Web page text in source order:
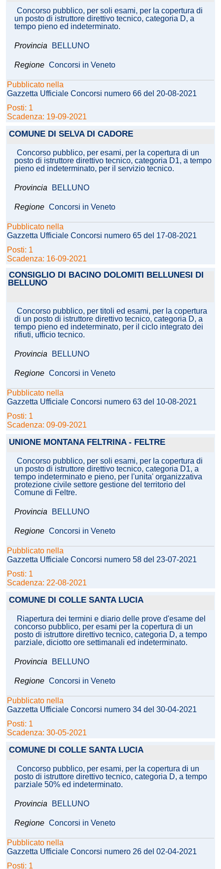
Concorso pubblico, per soli esami, per la copertura di
un posto di istruttore direttivo tecnico, categoria D, a
tempo pieno ed indeterminato.
Provincia BELLUNO
Regione Concorsi in Veneto
Pubblicato nella
Gazzetta Ufficiale Concorsi numero 66 del 20-08-2021
Posti: 1
Scadenza: 19-09-2021
COMUNE DI SELVA DI CADORE
Concorso pubblico, per esami, per la copertura di un
posto di istruttore direttivo tecnico, categoria D1, a tempo
pieno ed indeterminato, per il servizio tecnico.
Provincia BELLUNO
Regione Concorsi in Veneto
Pubblicato nella
Gazzetta Ufficiale Concorsi numero 65 del 17-08-2021
Posti: 1
Scadenza: 16-09-2021
CONSIGLIO DI BACINO DOLOMITI BELLUNESI DI
BELLUNO
Concorso pubblico, per titoli ed esami, per la copertura
di un posto di istruttore direttivo tecnico, categoria D, a
tempo pieno ed indeterminato, per il ciclo integrato dei
rifiuti, ufficio tecnico.
Provincia BELLUNO
Regione Concorsi in Veneto
Pubblicato nella
Gazzetta Ufficiale Concorsi numero 63 del 10-08-2021
Posti: 1
Scadenza: 09-09-2021
UNIONE MONTANA FELTRINA - FELTRE
Concorso pubblico, per soli esami, per la copertura di
un posto di istruttore direttivo tecnico, categoria D1, a
tempo indeterminato e pieno, per l'unita' organizzativa
protezione civile settore gestione del territorio del
Comune di Feltre.
Provincia BELLUNO
Regione Concorsi in Veneto
Pubblicato nella
Gazzetta Ufficiale Concorsi numero 58 del 23-07-2021
Posti: 1
Scadenza: 22-08-2021
COMUNE DI COLLE SANTA LUCIA
Riapertura dei termini e diario delle prove d'esame del
concorso pubblico, per esami per la copertura di un
posto di istruttore direttivo tecnico, categoria D, a tempo
parziale, diciotto ore settimanali ed indeterminato.
Provincia BELLUNO
Regione Concorsi in Veneto
Pubblicato nella
Gazzetta Ufficiale Concorsi numero 34 del 30-04-2021
Posti: 1
Scadenza: 30-05-2021
COMUNE DI COLLE SANTA LUCIA
Concorso pubblico, per esami, per la copertura di un
posto di istruttore direttivo tecnico, categoria D, a tempo
parziale 50% ed indeterminato.
Provincia BELLUNO
Regione Concorsi in Veneto
Pubblicato nella
Gazzetta Ufficiale Concorsi numero 26 del 02-04-2021
Posti: 1